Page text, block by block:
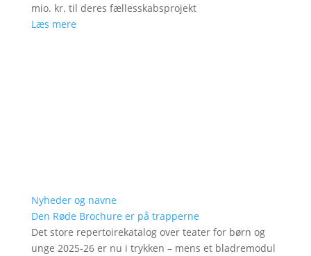
mio. kr. til deres fællesskabsprojekt
Læs mere
Nyheder og navne
Den Røde Brochure er på trapperne
Det store repertoirekatalog over teater for børn og
unge 2025-26 er nu i trykken – mens et bladremodul